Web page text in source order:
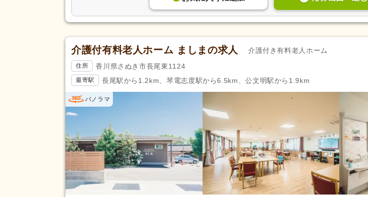
介護付有料老人ホーム ましまの求人 介護付き有料老人ホーム
住所 香川県さぬき市長尾東1124
最寄駅 長尾駅から1.2km、琴電志度駅から6.5km、公文明駅から1.9km
パノラマ